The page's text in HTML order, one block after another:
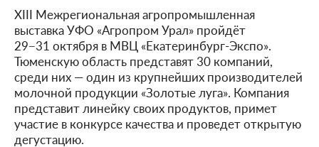
XIII Межрегиональная агропромышленная
выставка УФО «Агропром Урал» пройдёт
29−31 октября в МВЦ «Екатеринбург-Экспо».
Тюменскую область представят 30 компаний,
среди них — один из крупнейших производителей
молочной продукции «Золотые луга». Компания
представит линейку своих продуктов, примет
участие в конкурсе качества и проведет открытую
дегустацию.